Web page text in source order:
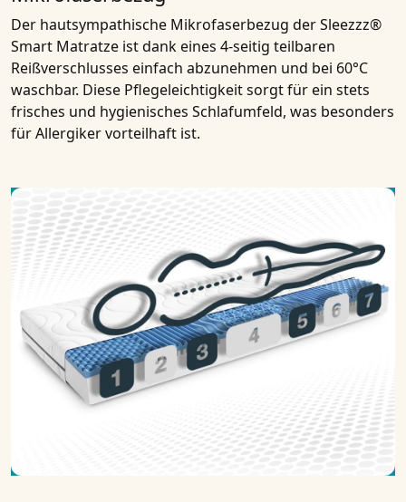
Der hautsympathische Mikrofaserbezug der Sleezzz®
Smart Matratze ist dank eines 4-seitig teilbaren
Reißverschlusses einfach abzunehmen und bei 60°C
waschbar. Diese Pflegeleichtigkeit sorgt für ein stets
frisches und hygienisches Schlafumfeld, was besonders
für Allergiker vorteilhaft ist.